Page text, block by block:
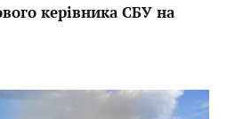
керівника СБУ на